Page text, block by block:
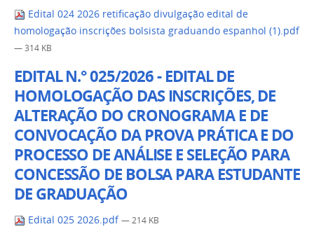
Edital 024 2026 retificação divulgação edital de
homologação inscrições bolsista graduando espanhol (1).pdf
— 314 KB
EDITAL N.° 025/2026 - EDITAL DE
HOMOLOGAÇÃO DAS INSCRIÇÕES, DE
ALTERAÇÃO DO CRONOGRAMA E DE
CONVOCAÇÃO DA PROVA PRÁTICA E DO
PROCESSO DE ANÁLISE E SELEÇÃO PARA
CONCESSÃO DE BOLSA PARA ESTUDANTE
DE GRADUAÇÃO
Edital 025 2026.pdf — 214 KB